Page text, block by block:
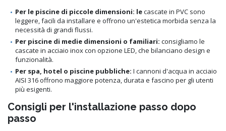
Per le piscine di piccole dimensioni: lecascate in PVC sono
leggere, facili da installare e offrono un'estetica morbida senza la
necessità di grandi flussi.
Per piscine di medie dimensioni o familiari: consigliamo le
cascate in acciaio inox con opzione LED, che bilanciano design e
funzionalità.
Per spa, hotel o piscine pubbliche: I cannoni d'acqua in acciaio
AISI 316 offrono maggiore potenza, durata e fascino per gli utenti
più esigenti.
Consigli per l'installazione passo dopo
passo